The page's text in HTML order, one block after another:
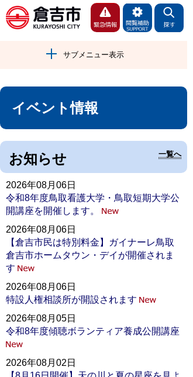
サブメニュー表示
イベント情報
お知らせ 一覧へ
2026年08月06日
令和8年度鳥取看護大学・鳥取短期大学公
開講座を開催します。
2026年08月06日
【倉吉市民は特別料金】ガイナーレ鳥取
倉吉市ホームタウン・デイが開催されま
す
2026年08月06日
特設人権相談所が開設されます
2026年08月05日
令和8年度傾聴ボランティア養成公開講座
2026年08月02日